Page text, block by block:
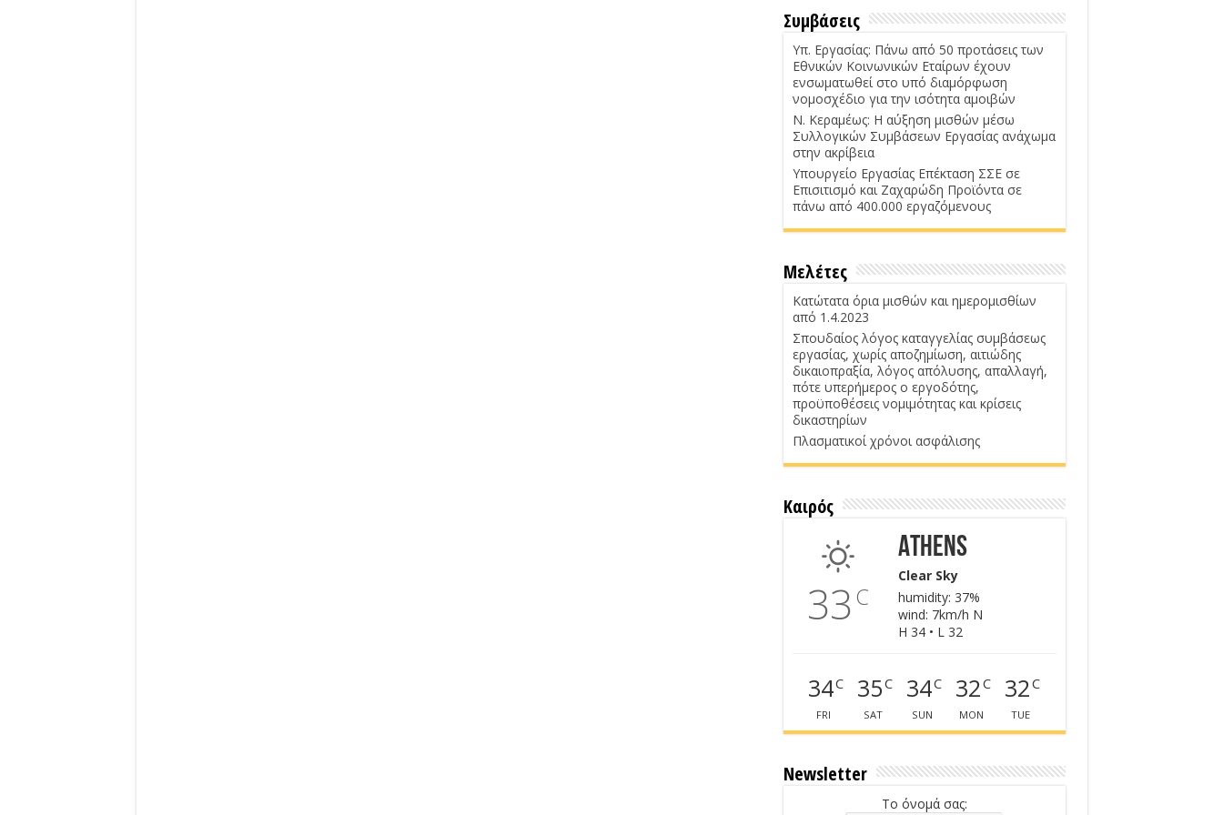
Συμβάσεις
Υπ. Εργασίας: Πάνω από 50 προτάσεις των
Εθνικών Κοινωνικών Εταίρων έχουν
ενσωματωθεί στο υπό διαμόρφωση
νομοσχέδιο για την ισότητα αμοιβών
Ν. Κεραμέως: Η αύξηση μισθών μέσω
Συλλογικών Συμβάσεων Εργασίας ανάχωμα
στην ακρίβεια
Υπουργείο Εργασίας Επέκταση ΣΣΕ σε
Επισιτισμό και Ζαχαρώδη Προϊόντα σε
πάνω από 400.000 εργαζόμενους
Μελέτες
Κατώτατα όρια μισθών και ημερομισθίων
από 1.4.2023
Σπουδαίος λόγος καταγγελίας συμβάσεως
εργασίας, χωρίς αποζημίωση, αιτιώδης
δικαιοπραξία, λόγος απόλυσης, απαλλαγή,
πότε υπερήμερος ο εργοδότης,
προϋποθέσεις νομιμότητας και κρίσεις
δικαστηρίων
Πλασματικοί χρόνοι ασφάλισης
Καιρός
33C
Athens
Clear Sky
humidity: 37%
wind: 7km/h N
H 34 • L 32
34C
FRI
35C
SAT
34C
SUN
32C
MON
32C
TUE
Newsletter
Το όνομά σας: